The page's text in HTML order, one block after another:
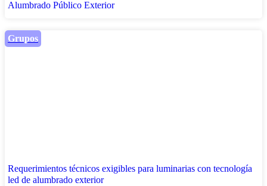
Alumbrado Público Exterior
Grupos
Requerimientos técnicos exigibles para luminarias con tecnología
led de alumbrado exterior